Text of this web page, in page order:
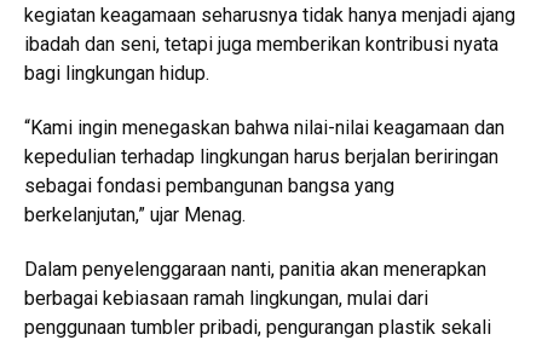
kegiatan keagamaan seharusnya tidak hanya menjadi ajang
ibadah dan seni, tetapi juga memberikan kontribusi nyata
bagi lingkungan hidup.
“Kami ingin menegaskan bahwa nilai-nilai keagamaan dan
kepedulian terhadap lingkungan harus berjalan beriringan
sebagai fondasi pembangunan bangsa yang
berkelanjutan,” ujar Menag.
Dalam penyelenggaraan nanti, panitia akan menerapkan
berbagai kebiasaan ramah lingkungan, mulai dari
penggunaan tumbler pribadi, pengurangan plastik sekali